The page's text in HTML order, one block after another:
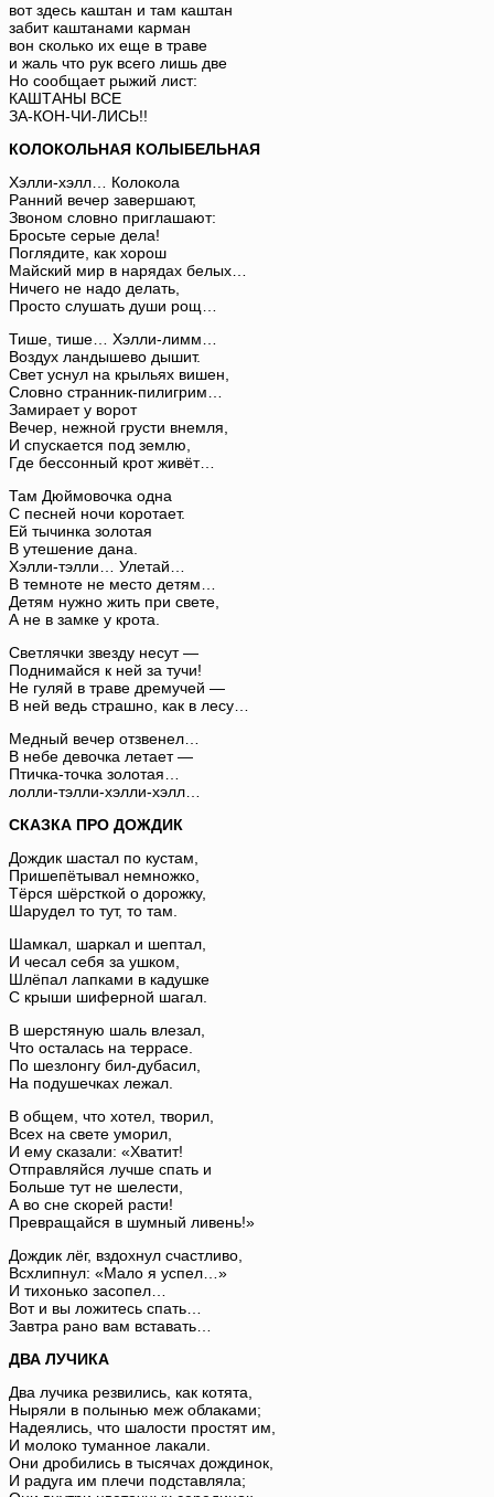
вот здесь каштан и там каштан
забит каштанами карман
вон сколько их еще в траве
и жаль что рук всего лишь две
Но сообщает рыжий лист:
КАШТАНЫ ВСЕ
ЗА-КОН-ЧИ-ЛИСЬ!!
КОЛОКОЛЬНАЯ КОЛЫБЕЛЬНАЯ
Хэлли-хэлл… Колокола
Ранний вечер завершают,
Звоном словно приглашают:
Бросьте серые дела!
Поглядите, как хорош
Майский мир в нарядах белых…
Ничего не надо делать,
Просто слушать души рощ…
Тише, тише… Хэлли-лимм…
Воздух ландышево дышит.
Свет уснул на крыльях вишен,
Словно странник-пилигрим…
Замирает у ворот
Вечер, нежной грусти внемля,
И спускается под землю,
Где бессонный крот живёт…
Там Дюймовочка одна
С песней ночи коротает.
Ей тычинка золотая
В утешение дана.
Хэлли-тэлли… Улетай…
В темноте не место детям…
Детям нужно жить при свете,
А не в замке у крота.
Светлячки звезду несут —
Поднимайся к ней за тучи!
Не гуляй в траве дремучей —
В ней ведь страшно, как в лесу…
Медный вечер отзвенел…
В небе девочка летает —
Птичка-точка золотая…
лолли-тэлли-хэлли-хэлл…
СКАЗКА ПРО ДОЖДИК
Дождик шастал по кустам,
Пришепётывал немножко,
Тёрся шёрсткой о дорожку,
Шарудел то тут, то там.
Шамкал, шаркал и шептал,
И чесал себя за ушком,
Шлёпал лапками в кадушке
С крыши шиферной шагал.
В шерстяную шаль влезал,
Что осталась на террасе.
По шезлонгу бил-дубасил,
На подушечках лежал.
В общем, что хотел, творил,
Всех на свете уморил,
И ему сказали: «Хватит!
Отправляйся лучше спать и
Больше тут не шелести,
А во сне скорей расти!
Превращайся в шумный ливень!»
Дождик лёг, вздохнул счастливо,
Всхлипнул: «Мало я успел…»
И тихонько засопел…
Вот и вы ложитесь спать…
Завтра рано вам вставать…
ДВА ЛУЧИКА
Два лучика резвились, как котята,
Ныряли в полынью меж облаками;
Надеялись, что шалости простят им,
И молоко туманное лакали.
Они дробились в тысячах дождинок,
И радуга им плечи подставляла;